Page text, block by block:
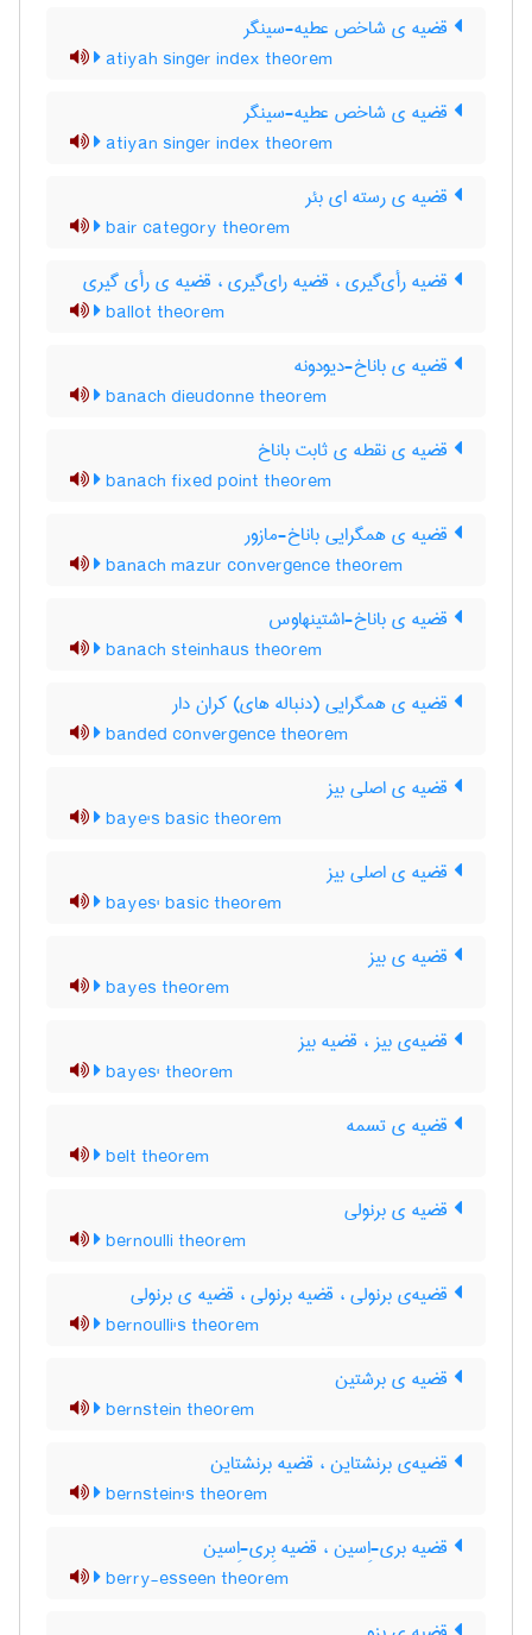
قضیه ی شاخص عطیه-سینگر
atiyah singer index theorem
قضیه ی شاخص عطیه-سینگر
atiyan singer index theorem
قضیه ی رسته ای بئر
bair category theorem
قضیه رأی‌گیری ، قضیه رای‌گیری ، قضیه ی رأی گیری
ballot theorem
قضیه ی باناخ-دیودونه
banach dieudonne theorem
قضیه ی نقطه ی ثابت باناخ
banach fixed point theorem
قضیه ی همگرایی باناخ-مازور
banach mazur convergence theorem
قضیه ی باناخ-اشتینهاوس
banach steinhaus theorem
قضیه ی همگرایی (دنباله های) کران دار
banded convergence theorem
قضیه ی اصلی بیز
baye's basic theorem
قضیه ی اصلی بیز
bayes' basic theorem
قضیه ی بیز
bayes theorem
قضیه‌ی بیز ، قضیه بیز
bayes' theorem
قضیه ی تسمه
belt theorem
قضیه ی برنولی
bernoulli theorem
قضیه‌ی برنولی ، قضیه برنولی ، قضیه ی برنولی
bernoulli's theorem
قضیه ی برشتین
bernstein theorem
قضیه‌ی برنشتاین ، قضیه برنشتاین
bernstein's theorem
قضیه بری-اِسین ، قضیه بِری-اِسین
berry-esseen theorem